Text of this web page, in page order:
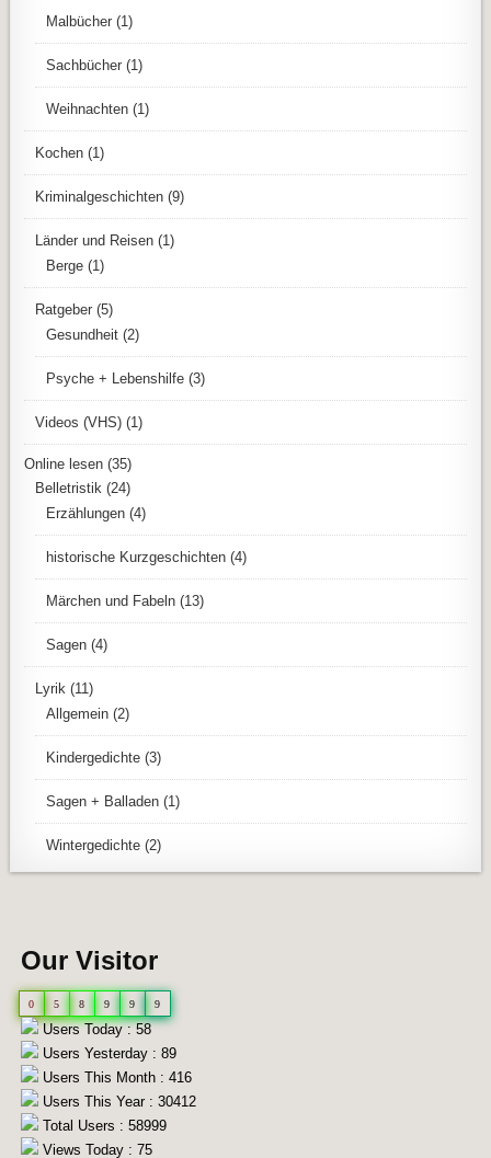
Malbücher (1)
Sachbücher (1)
Weihnachten (1)
Kochen (1)
Kriminalgeschichten (9)
Länder und Reisen (1)
Berge (1)
Ratgeber (5)
Gesundheit (2)
Psyche + Lebenshilfe (3)
Videos (VHS) (1)
Online lesen (35)
Belletristik (24)
Erzählungen (4)
historische Kurzgeschichten (4)
Märchen und Fabeln (13)
Sagen (4)
Lyrik (11)
Allgemein (2)
Kindergedichte (3)
Sagen + Balladen (1)
Wintergedichte (2)
Our Visitor
0 5 8 9 9 9
Users Today : 58
Users Yesterday : 89
Users This Month : 416
Users This Year : 30412
Total Users : 58999
Views Today : 75